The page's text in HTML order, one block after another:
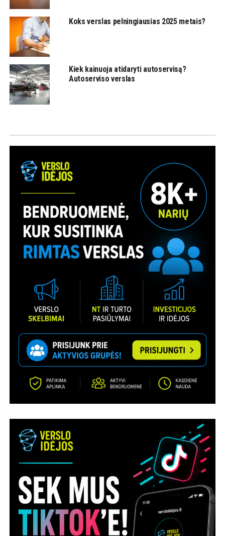
Koks verslas pelningiausias 2025 metais?
Kiek kainuoja atidaryti autoservisą?
Autoserviso verslas